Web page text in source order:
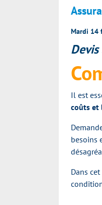
Mardi 14
Il est
coûts et
besoins
Dans